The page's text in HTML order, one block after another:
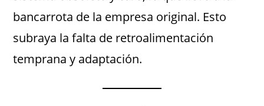
bancarrota de la empresa original. Esto
subraya la falta de retroalimentación
temprana y adaptación.